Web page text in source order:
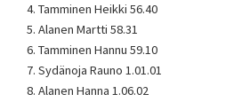
4. Tamminen Heikki 56.40
5. Alanen Martti 58.31
6. Tamminen Hannu 59.10
7. Sydänoja Rauno 1.01.01
8. Alanen Hanna 1.06.02